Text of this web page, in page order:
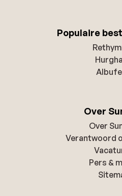
Populaire
Over
Over
Verantwoord
Pers &